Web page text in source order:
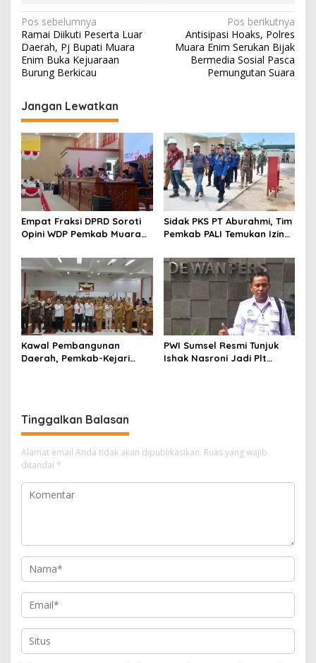
N
a
v
i
g
a
s
i
p
o
s
Pos sebelumnya
Ramai Diikuti Peserta Luar
Daerah, Pj Bupati Muara
Enim Buka Kejuaraan
Burung Berkicau
Pos berikutnya
Antisipasi Hoaks, Polres
Muara Enim Serukan Bijak
Bermedia Sosial Pasca
Pemungutan Suara
Jangan Lewatkan
Empat Fraksi DPRD Soroti
Opini WDP Pemkab Muara
Kelola Keuangan
Sidak PKS PT Aburahmi, Tim
Pemkab PALI Temukan Izin
Kawal Pembangunan
Daerah, Pemkab-Kejari
PWI Sumsel Resmi Tunjuk
Ishak Nasroni Jadi Plt
Tinggalkan Balasan
Alamat email Anda tidak akan dipublikasikan. Ruas yang wajib
ditandai *